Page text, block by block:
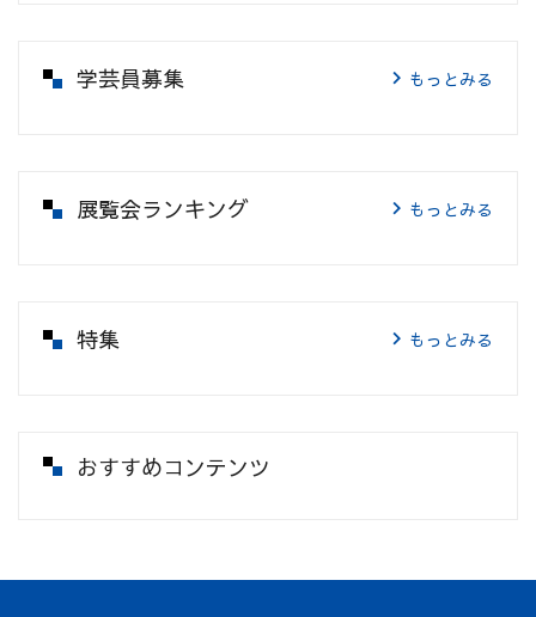
学芸員募集 もっとみる
展覧会ランキング もっとみる
特集 もっとみる
おすすめコンテンツ